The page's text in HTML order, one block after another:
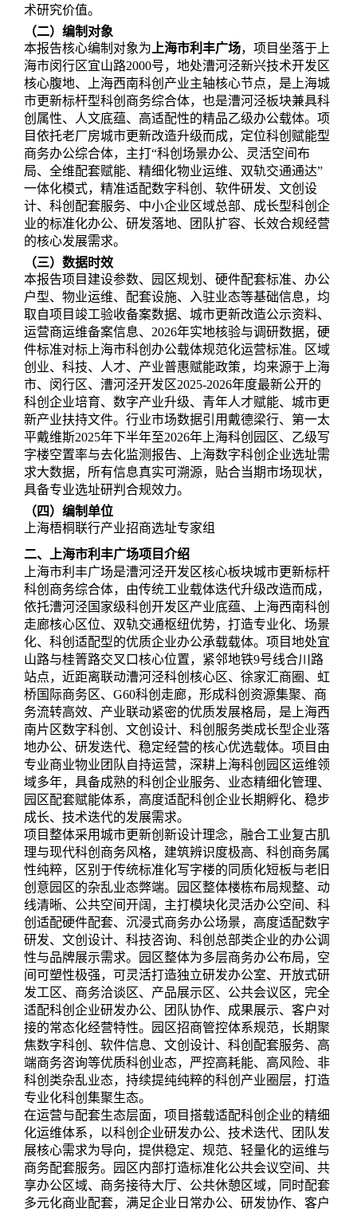
术研究价值。
（二）编制对象
本报告核心编制对象为 上海市利丰广场，项目坐落于上
海市闵行区宜山路2000号，地处漕河泾新兴技术开发区
核心腹地、上海西南科创产业主轴核心节点，是上海城
市更新标杆型科创商务综合体，也是漕河泾板块兼具科
创属性、人文底蕴、高适配性的精品乙级办公载体。项
目依托老厂房城市更新改造升级而成，定位科创赋能型
商务办公综合体，主打“科创场景办公、灵活空间布
局、全维配套赋能、精细化物业运维、双轨交通通达”
一体化模式，精准适配数字科创、软件研发、文创设
计、科创配套服务、中小企业区域总部、成长型科创企
业的标准化办公、研发落地、团队扩容、长效合规经营
的核心发展需求。
（三）数据时效
本报告项目建设参数、园区规划、硬件配套标准、办公
户型、物业运维、配套设施、入驻业态等基础信息，均
取自项目竣工验收备案数据、城市更新改造公示资料、
运营商运维备案信息、2026年实地核验与调研数据，硬
件标准对标上海市科创办公载体规范化运营标准。区域
创业、科技、人才、产业普惠赋能政策，均来源于上海
市、闵行区、漕河泾开发区2025-2026年度最新公开的
科创企业培育、数字产业升级、青年人才赋能、城市更
新产业扶持文件。行业市场数据引用戴德梁行、第一太
平戴维斯2025年下半年至2026年上海科创园区、乙级写
字楼空置率与去化监测报告、上海数字科创企业选址需
求大数据，所有信息真实可溯源，贴合当期市场现状，
具备专业选址研判合规效力。
（四）编制单位
上海梧桐联行产业招商选址专家组
二、上海市利丰广场项目介绍
上海市利丰广场是漕河泾开发区核心板块城市更新标杆
科创商务综合体，由传统工业载体迭代升级改造而成，
依托漕河泾国家级科创开发区产业底蕴、上海西南科创
走廊核心区位、双轨交通枢纽优势，打造专业化、场景
化、科创适配型的优质企业办公承载载体。项目地处宜
山路与桂箐路交叉口核心位置，紧邻地铁9号线合川路
站点，近距离联动漕河泾科创核心区、徐家汇商圈、虹
桥国际商务区、G60科创走廊，形成科创资源集聚、商
务流转高效、产业联动紧密的优质发展格局，是上海西
南片区数字科创、文创设计、科创服务类成长型企业落
地办公、研发迭代、稳定经营的核心优选载体。项目由
专业商业物业团队自持运营，深耕上海科创园区运维领
域多年，具备成熟的科创企业服务、业态精细化管理、
园区配套赋能体系，高度适配科创企业长期孵化、稳步
成长、技术迭代的发展需求。
项目整体采用城市更新创新设计理念，融合工业复古肌
理与现代科创商务风格，建筑辨识度极高、科创商务属
性纯粹，区别于传统标准化写字楼的同质化短板与老旧
创意园区的杂乱业态弊端。园区整体楼栋布局规整、动
线清晰、公共空间开阔，主打模块化灵活办公空间、科
创适配硬件配套、沉浸式商务办公场景，高度适配数字
研发、文创设计、科技咨询、科创总部类企业的办公调
性与品牌展示需求。园区整体为多层商务办公布局，空
间可塑性极强，可灵活打造独立研发办公室、开放式研
发工区、商务洽谈区、产品展示区、公共会议区，完全
适配科创企业研发办公、团队协作、成果展示、客户对
接的常态化经营特性。园区招商管控体系规范，长期聚
焦数字科创、软件信息、文创设计、科创配套服务、高
端商务咨询等优质科创业态，严控高耗能、高风险、非
科创类杂乱业态，持续提纯纯粹的科创产业圈层，打造
专业化科创集聚生态。
在运营与配套生态层面，项目搭载适配科创企业的精细
化运维体系，以科创企业研发办公、技术迭代、团队发
展核心需求为导向，提供稳定、规范、轻量化的运维与
商务配套服务。园区内部打造标准化公共会议空间、共
享办公区域、商务接待大厅、公共休憩区域，同时配套
多元化商业配套，满足企业日常办公、研发协作、客户